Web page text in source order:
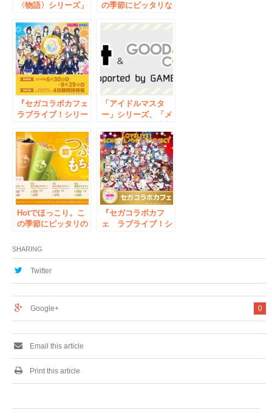
〈物語〉シリーズ」
の季節にピッタリな
『セガコラボカフェ
ラブライブ！シリー
ANNIVERSARY！』
開催のお知らせ
「アイドルマスタ
ー」シリーズ、「メ
LostWord」などの
アプリゲームグッズ
ショップを期間限定
で開催！
Hotでほっこり。こ
の季節にピッタリの
ズ』にチョコレー
ト・ほうじ茶・抹茶
の3種類が仲間入
『セガコラボカフ
ェ ラブライブ！シ
お知らせ
SHARING
Twitter
0
Google+
Email this article
Print this article